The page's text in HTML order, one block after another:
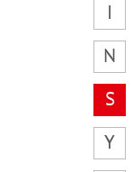
I
N
S
Y